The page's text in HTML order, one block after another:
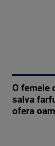
O femeie
salva
ofera